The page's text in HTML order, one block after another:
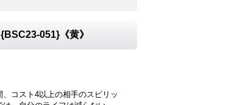
051}《黄》
、コスト4以上の相手のスピリッ